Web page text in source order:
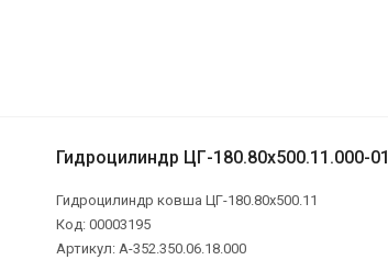
Гидроцилиндр ЦГ-180.80х500.11.000-01
Гидроцилиндр ковша ЦГ-180.80х500.11
Код: 00003195
Артикул: А-352.350.06.18.000